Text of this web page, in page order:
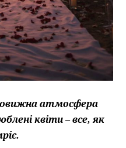
атмосфера
квіти – все, як